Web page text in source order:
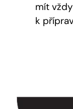
mít
k